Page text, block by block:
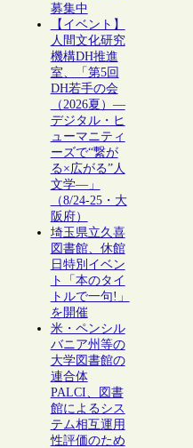
募集中
【イベント】
人間文化研究
機構DH推進
室、「第5回
DH若手の会
（2026夏）―
デジタル・ヒ
ューマニティ
ーズで“繋が
る×広がる”人
文学―」
（8/24-25・大
阪府）
埼玉県立久喜
図書館、休館
日特別イベン
ト「本のタイ
トルで一句!」
を開催
米・ペンシル
バニア州等の
大学図書館の
連合体
PALCI、図書
館によるシス
テム相互運用
性評価のため